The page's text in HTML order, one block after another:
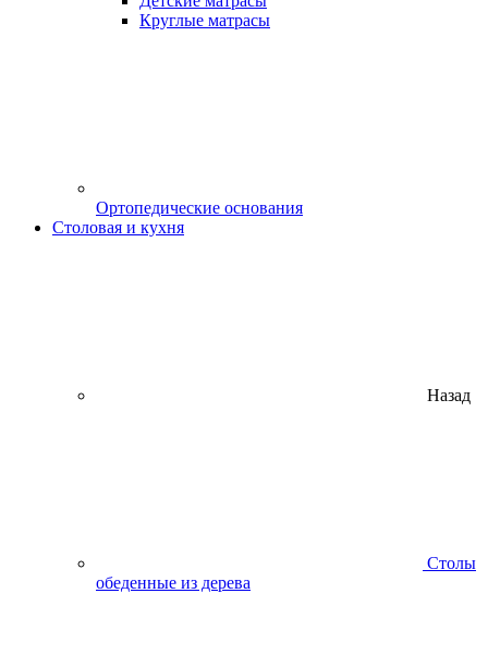
Круглые матрасы
Ортопедические основания
Столовая и кухня
Назад
Столы
обеденные из дерева